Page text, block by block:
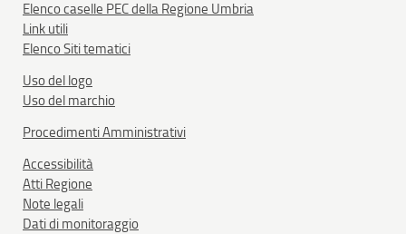
Elenco caselle PEC della Regione Umbria
Link utili
Elenco Siti tematici
Uso del logo
Uso del marchio
Procedimenti Amministrativi
Accessibilità
Atti Regione
Note legali
Dati di monitoraggio